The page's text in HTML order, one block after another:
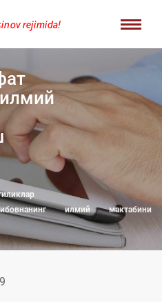
rejimida!
илмий мактабини